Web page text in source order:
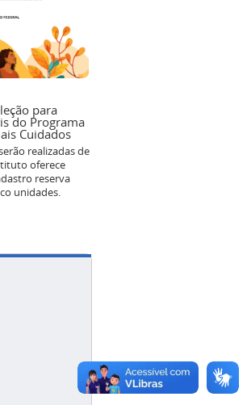
para
do Programa
Cuidados
realizadas de
oferece
reserva
unidades.